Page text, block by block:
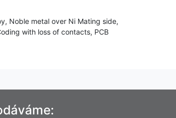
Noble metal over Ni Mating side,
with loss of contacts, PCB